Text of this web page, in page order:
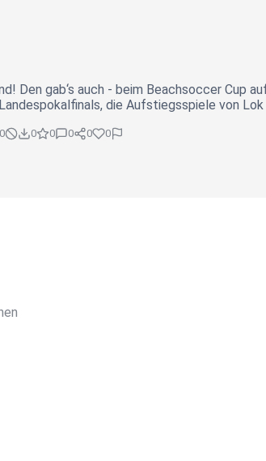
Den gab‘s auch - beim Beachsoccer Cup
die Aufstiegsspiele von Lok
0 0 0 0 0 0